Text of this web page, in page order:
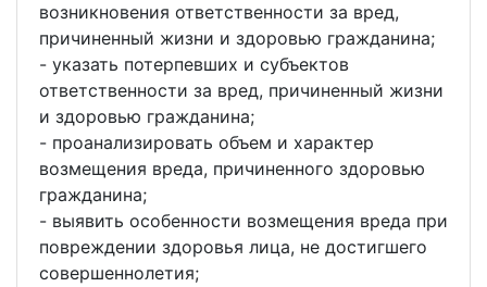
возникновения ответственности за вред,
причиненный жизни и здоровью гражданина;
- указать потерпевших и субъектов
ответственности за вред, причиненный жизни
и здоровью гражданина;
- проанализировать объем и характер
возмещения вреда, причиненного здоровью
гражданина;
- выявить особенности возмещения вреда при
повреждении здоровья лица, не достигшего
совершеннолетия;